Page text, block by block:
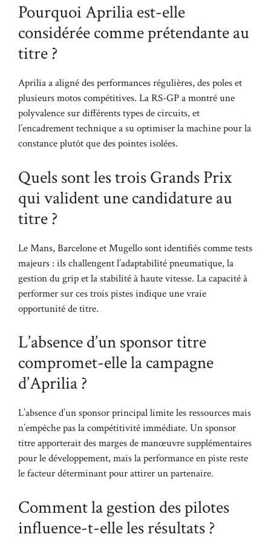
Pourquoi Aprilia est-elle
considérée comme prétendante au
titre ?
Aprilia a aligné des performances régulières, des poles et
plusieurs motos compétitives. La RS-GP a montré une
polyvalence sur différents types de circuits, et
l’encadrement technique a su optimiser la machine pour la
constance plutôt que des pointes isolées.
Quels sont les trois Grands Prix
qui valident une candidature au
titre ?
Le Mans, Barcelone et Mugello sont identifiés comme tests
majeurs : ils challengent l’adaptabilité pneumatique, la
gestion du grip et la stabilité à haute vitesse. La capacité à
performer sur ces trois pistes indique une vraie
opportunité de titre.
L’absence d’un sponsor titre
compromet-elle la campagne
d’Aprilia ?
L’absence d’un sponsor principal limite les ressources mais
n’empêche pas la compétitivité immédiate. Un sponsor
titre apporterait des marges de manœuvre supplémentaires
pour le développement, mais la performance en piste reste
le facteur déterminant pour attirer un partenaire.
Comment la gestion des pilotes
influence-t-elle les résultats ?